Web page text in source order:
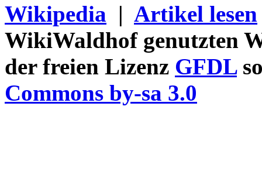
Wikipedia | Artikel lesen
WikiWaldhof genutzten
der freien Lizenz GFDL
Commons by-sa 3.0